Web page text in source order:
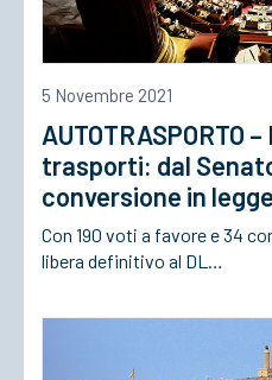
5 Novembre 2021
trasporti: dal
conversione in legge
Con 190 voti a favore e 34
libera definitivo al DL…